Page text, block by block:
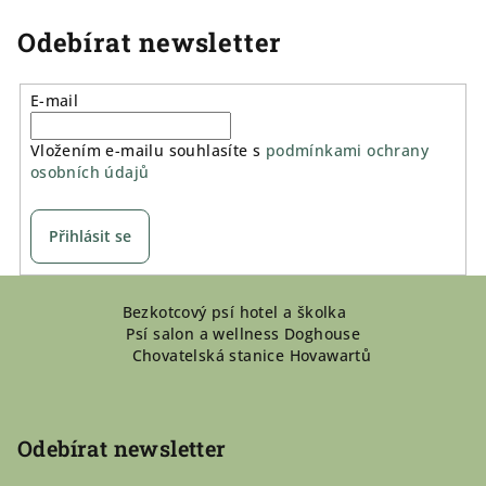
Odebírat newsletter
E-mail
Vložením e-mailu souhlasíte s podmínkami ochrany
osobních údajů
Přihlásit se
Bezkotcový psí hotel a školka
Psí salon a wellness Doghouse
Chovatelská stanice Hovawartů
Odebírat newsletter